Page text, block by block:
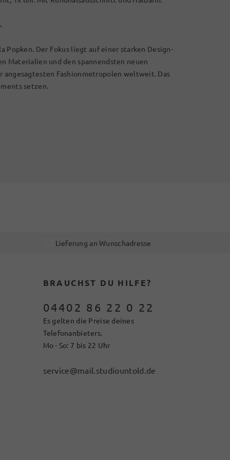
Popken. Der Fokus liegt auf einer starken Design-
Materialien und den spannendsten neuen
angesagtesten Fashionmetropolen weltweit. Das
setzen.
Lieferung an Wunschadresse
BRAUCHST DU HILFE?
04402 86 22 0 22
Es gelten die Preise deines
Telefonanbieters.
Mo - So: 7 bis 22 Uhr
service@mail.studiountold.de